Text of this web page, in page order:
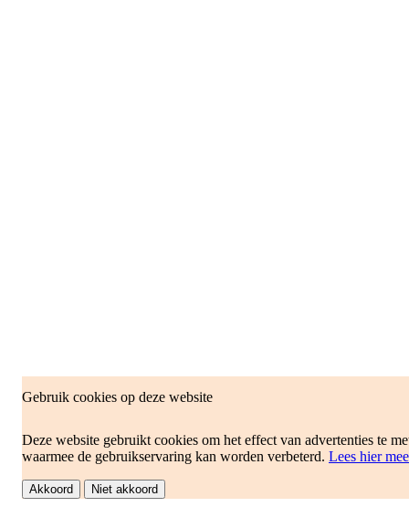
Gebruik cookies op deze website
Deze website gebruikt cookies om het effect van advertenties te
waarmee de gebruikservaring kan worden verbeterd. Lees hier
Akkoord Niet akkoord